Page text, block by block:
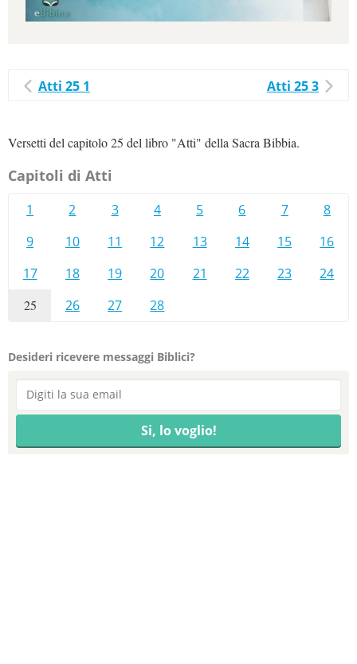
Atti 25 1 Atti 25 3
Versetti del capitolo 25 del libro "Atti" della Sacra Bibbia.
Capitoli di Atti
1 2 3 4 5 6 7
8
9
10 11 12 13 14 15
16
17
18 19 20 21 22 23 24
25 26 27 28
Desideri ricevere messaggi Biblici?